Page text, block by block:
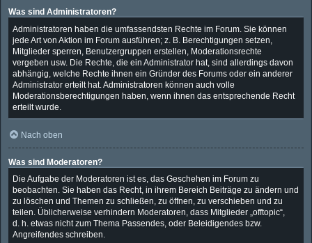
Was sind Administratoren?
Administratoren haben die umfassendsten Rechte im Forum. Sie können
jede Art von Aktion im Forum ausführen; z. B. Berechtigungen setzen,
Mitglieder sperren, Benutzergruppen erstellen, Moderationsrechte
vergeben usw. Die Rechte, die ein Administrator hat, sind allerdings davon
abhängig, welche Rechte ihnen ein Gründer des Forums oder ein anderer
Administrator erteilt hat. Administratoren können auch volle
Moderationsberechtigungen haben, wenn ihnen das entsprechende Recht
erteilt wurde.
Nach oben
Was sind Moderatoren?
Die Aufgabe der Moderatoren ist es, das Geschehen im Forum zu
beobachten. Sie haben das Recht, in ihrem Bereich Beiträge zu ändern und
zu löschen und Themen zu schließen, zu öffnen, zu verschieben und zu
teilen. Üblicherweise verhindern Moderatoren, dass Mitglieder „offtopic“,
d. h. etwas nicht zum Thema Passendes, oder Beleidigendes bzw.
Angreifendes schreiben.